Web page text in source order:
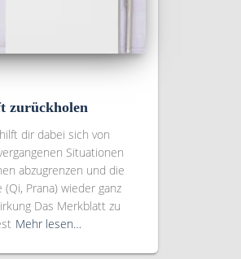
zurückholen
dir dabei sich von
Situationen
abzugrenzen und die
Prana) wieder ganz
Das Merkblatt zu
Mehr lesen…